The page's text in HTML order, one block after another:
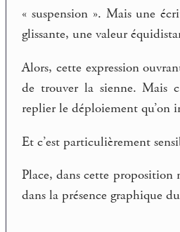
« suspension ». Mais une
glissante, une valeur
Alors, cette expression
de trouver la sienne. Mais
replier le déploiement qu’on
Et c’est particulièrement
Place, dans cette proposition
dans la présence graphique